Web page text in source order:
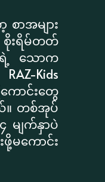
ာအများ
စိုးရိမ်တတ်
ရဲ့ သောက
Kids
ာင်းတွေ
။ တစ်အုပ်
မျက်နှာပဲ
မကောင်း